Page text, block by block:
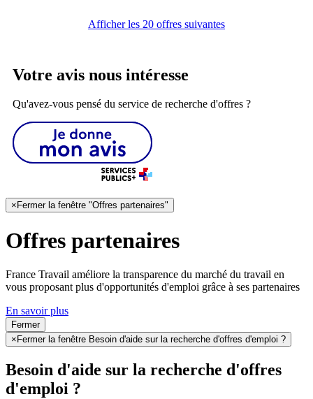
Afficher les 20 offres suivantes
Votre avis nous intéresse
Qu'avez-vous pensé du service de recherche d'offres ?
× Fermer la fenêtre "Offres partenaires"
Offres partenaires
France Travail améliore la transparence du marché du travail en
vous proposant plus d'opportunités d'emploi grâce à ses partenaires
En savoir plus
Fermer
× Fermer la fenêtre Besoin d'aide sur la recherche d'offres d'emploi ?
Besoin d'aide sur la recherche d'offres
d'emploi ?